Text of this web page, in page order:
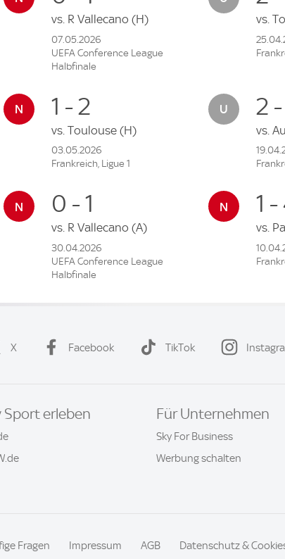
vs. R Vallecano (H)
07.05.2026
UEFA Conference League
Halbfinale
1 - 2
vs. Toulouse (H)
03.05.2026
Frankreich, Ligue 1
0 - 1
vs. R Vallecano (A)
30.04.2026
UEFA Conference League
Halbfinale
vs.
2
vs.
1 -
vs.
X Facebook TikTok
Sport erleben Für Unternehmen
Sky For Business
Werbung schalten
Fragen Impressum AGB Datenschutz &